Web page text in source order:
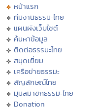
หน้าแรก
ทีมงานธรรมะไทย
แผนผังเว็บไซต์
ค้นหาข้อมูล
ติดต่อธรรมะไทย
สมุดเยี่ยม
เครือข่ายธรรมะ
สัญลักษณ์ไทย
มุมสมาชิกธรรมะไทย
Donation